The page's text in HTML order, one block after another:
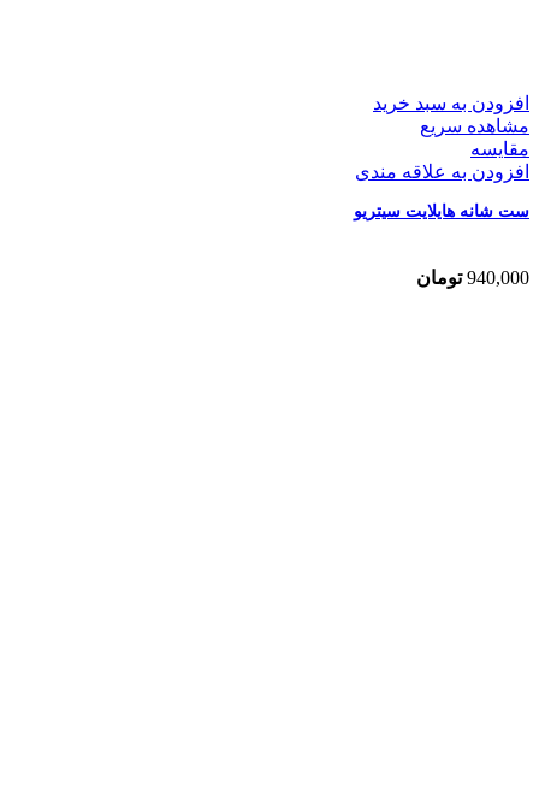
افزودن به سبد خرید
مشاهده سریع
مقایسه
افزودن به علاقه مندی
ست شانه هایلایت سیتریو
940,000 تومان